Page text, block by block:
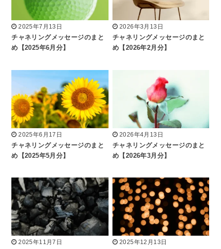
2025年7月13日
チャネリングメッセージのまと
め【2025年6月分】
2026年3月13日
チャネリングメッセージのまと
め【2026年2月分】
2025年6月17日
チャネリングメッセージのまと
め【2025年5月分】
2026年4月13日
チャネリングメッセージのまと
め【2026年3月分】
2025年11月7日
2025年12月13日